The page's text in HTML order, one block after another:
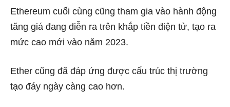
Ethereum cuối cùng cũng tham gia vào hành động
tăng giá đang diễn ra trên khắp tiền điện tử, tạo ra
mức cao mới vào năm 2023.
Ether cũng đã đáp ứng được cấu trúc thị trường
tạo đáy ngày càng cao hơn.